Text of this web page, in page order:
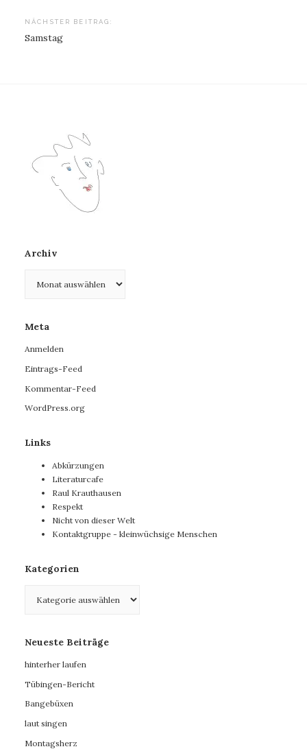
NÄCHSTER BEITRAG:
Samstag
Archiv
Meta
Anmelden
Eintrags-Feed
Kommentar-Feed
WordPress.org
Links
Abkürzungen
Literaturcafe
Raul Krauthausen
Respekt
Nicht von dieser Welt
Kontaktgruppe - kleinwüchsige Menschen
Kategorien
Neueste Beiträge
hinterher laufen
Tübingen-Bericht
Bangebüxen
laut singen
Montagsherz